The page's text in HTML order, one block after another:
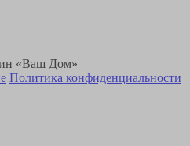
«Ваш Дом»
Политика конфиденциальности